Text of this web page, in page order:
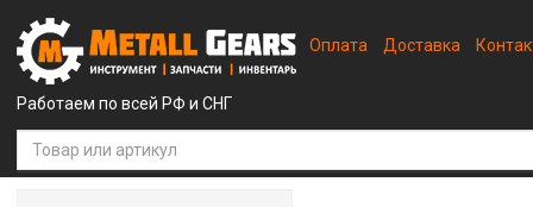
Работаем по всей РФ и СНГ
Оплата Доставка